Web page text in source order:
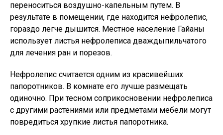
переноситься воздушно-капельным путем. В
результате в помещении, где находится нефролепис,
гораздо легче дышится. Местное население Гайаны
использует листья нефролеписа дваждыпильчатого
для лечения ран и порезов.
Нефролепис считается одним из красивейших
папоротников. В комнате его лучше размещать
одиночно. При тесном соприкосновении нефролеписа
с другими растениями или предметами мебели могут
повредиться хрупкие листья папоротника.